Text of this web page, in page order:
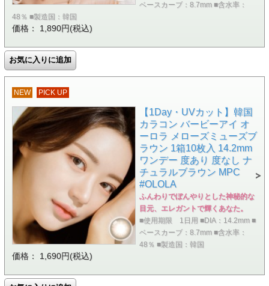
ベースカーブ：8.7mm ■含水率：
48％ ■製造国：韓国
価格： 1,890円(税込)
NEW PICK UP
【1Day・UVカット】韓国
カラコン バービーアイ オ
ーロラ メローズミューズブ
ラウン 1箱10枚入 14.2mm
ワンデー 度あり 度なし ナ
チュラルブラウン MPC
#OLOLA
ふんわりでぼんやりとした神秘的な
目元、エレガントで輝くあなた。
■使用期限 1日用 ■DIA：14.2mm ■
ベースカーブ：8.7mm ■含水率：
48％ ■製造国：韓国
価格： 1,690円(税込)